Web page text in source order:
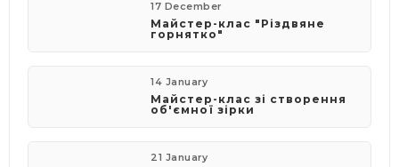
17 December
Майстер-клас "Різдвяне
горнятко"
14 January
Майстер-клас зі створення
об'ємної зірки
21 January